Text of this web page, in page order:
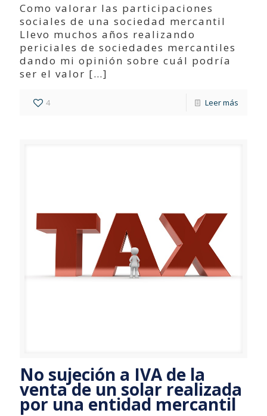
Como valorar las participaciones
sociales de una sociedad mercantil
Llevo muchos años realizando
periciales de sociedades mercantiles
dando mi opinión sobre cuál podría
ser el valor […]
4 Leer más
No sujeción a IVA de la
venta de un solar realizada
por una entidad mercantil